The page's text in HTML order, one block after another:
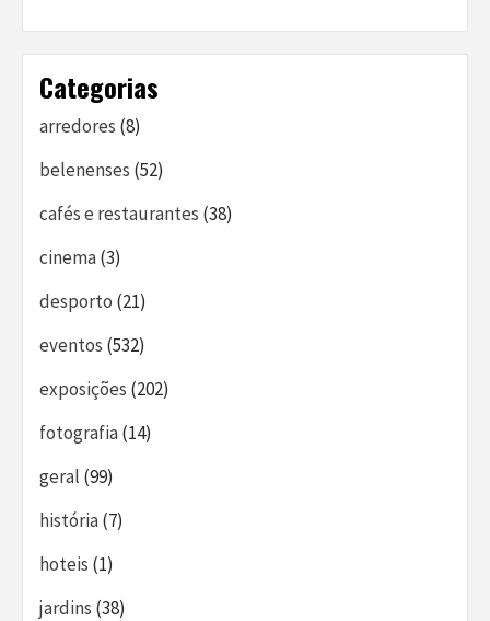
Categorias
arredores (8)
belenenses (52)
cafés e restaurantes (38)
cinema(3)
desporto (21)
eventos (532)
exposições (202)
fotografia(14)
geral (99)
história(7)
hoteis (1)
jardins (38)